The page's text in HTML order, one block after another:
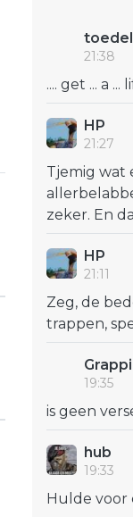
21:38
.... get ... a ...
HP
21:27
Tjemig wat
zeker. En
HP
21:11
Zeg, de
trappen,
19:35
is geen
hub
19:33
Hulde voor